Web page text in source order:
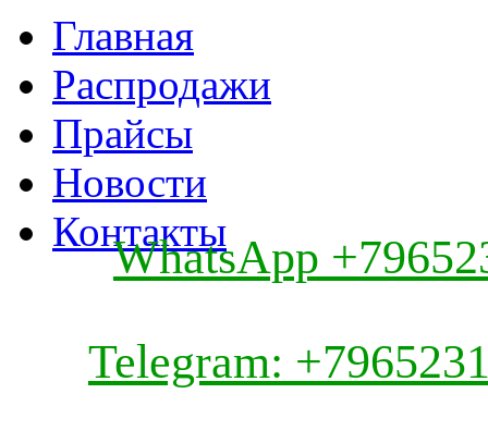
Главная
Распродажи
Прайсы
Новости
Контакты
WhatsApp
Telegram: